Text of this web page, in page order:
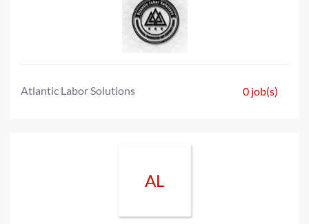
Atlantic Labor Solutions 0 job(s)
AL